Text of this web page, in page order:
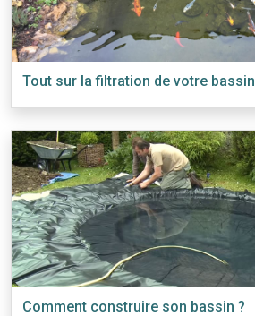
Tout sur la filtration de votre bassin
Comment construire son bassin ?